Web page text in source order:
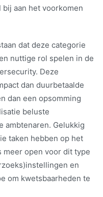
bij aan het voorkomen
dat deze categorie
nuttige rol spelen in de
Deze
dan duurbetaalde
dan een opsomming
beluste
ambtenaren. Gelukkig
taken hebben op het
meer open voor dit type
en
om kwetsbaarheden te